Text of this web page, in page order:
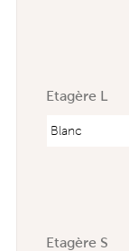
Etagère L
Etagère S